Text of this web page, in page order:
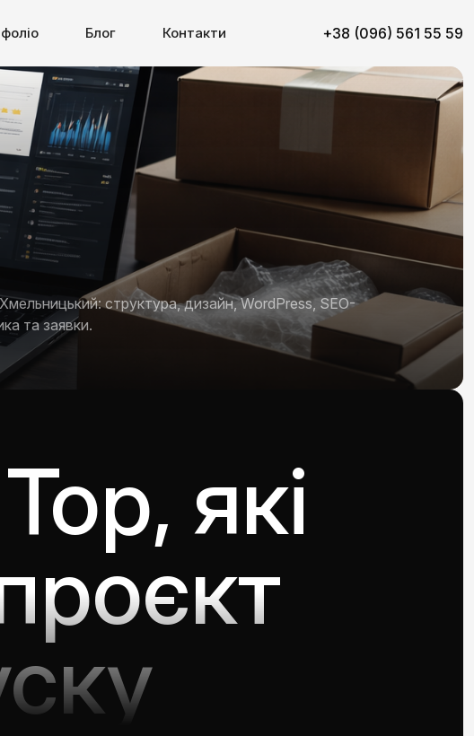
Блог Контакти +38 (096) 561 55 59
структура, дизайн, WordPress, SEO-
та заявки.
які